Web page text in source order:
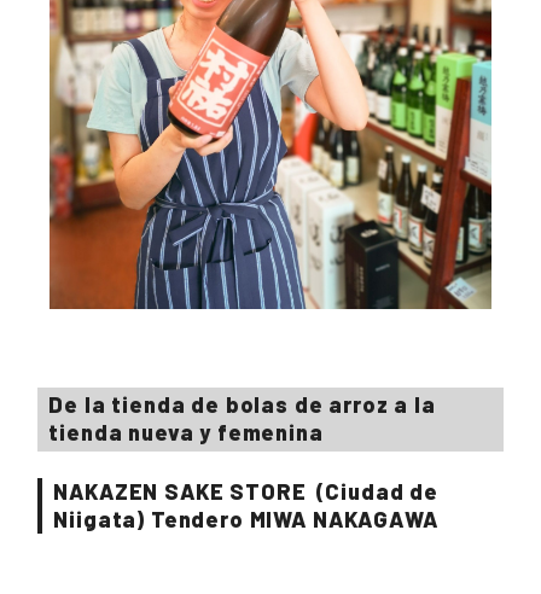
De la tienda de bolas de arroz a la
tienda nueva y femenina
NAKAZEN SAKE STORE (Ciudad de
Niigata) Tendero MIWA NAKAGAWA